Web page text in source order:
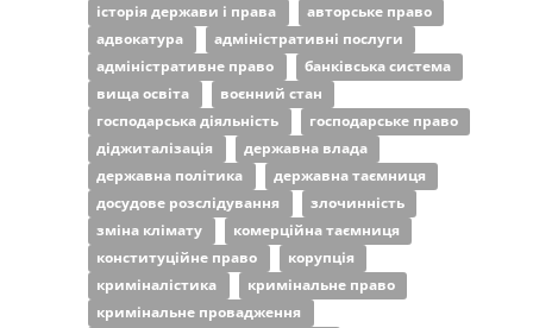
історія держави і права
авторське право
адвокатура
адміністративні послуги
адміністративне право
банківська система
вища освіта
воєнний стан
господарська діяльність
господарське право
діджиталізація
державна влада
державна політика
державна таємниця
досудове розслідування
злочинність
зміна клімату
комерційна таємниця
конституційне право
корупція
криміналістика
кримінальне право
кримінальне провадження